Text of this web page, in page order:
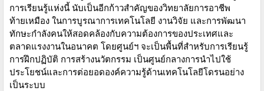
การเรียนรู้แห่งนี้ นับเป็นอีกก้าวสำคัญของวิทยาลัยการอาชีพ
ท้ายเหมือง ในการบูรณาการเทคโนโลยี งานวิจัย และการพัฒนา
ทักษะกำลังคนให้สอดคล้องกับความต้องการของประเทศและ
ตลาดแรงงานในอนาคต โดยศูนย์ฯ จะเป็นพื้นที่สำหรับการเรียนรู้
การฝึกปฏิบัติ การสร้างนวัตกรรม เป็นศูนย์กลางการนำไปใช้
ประโยชน์และการต่อยอดองค์ความรู้ด้านเทคโนโลยีโดรนอย่าง
เป็นระบบ